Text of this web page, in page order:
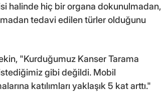
halinde hiç bir organa dokunulmadan,
tedavi edilen türler olduğunu
"Kurduğumuz Kanser Tarama
istediğimiz gibi değildi. Mobil
katılımları yaklaşık 5 kat arttı."